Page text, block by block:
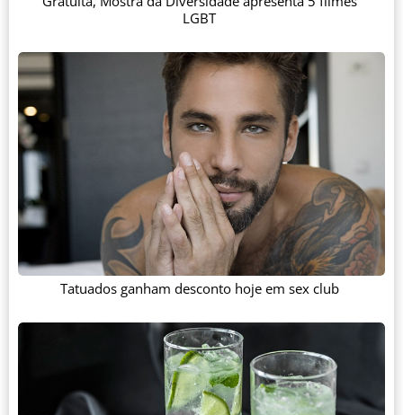
LGBT
Tatuados ganham desconto hoje em sex club